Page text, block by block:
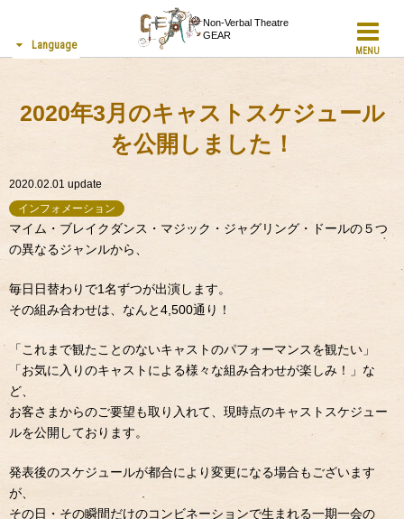
Non-Verbal Theatre
GEAR
MENU
Language
2020年3月のキャストスケジュール
を公開しました！
2020.02.01 update
インフォメーション
マイム・ブレイクダンス・マジック・ジャグリング・ドールの５つ
の異なるジャンルから、
毎日日替わりで1名ずつが出演します。
その組み合わせは、なんと4,500通り！
「これまで観たことのないキャストのパフォーマンスを観たい」
「お気に入りのキャストによる様々な組み合わせが楽しみ！」な
ど、
お客さまからのご要望も取り入れて、現時点のキャストスケジュー
ルを公開しております。
発表後のスケジュールが都合により変更になる場合もございます
が、
その日・その瞬間だけのコンビネーションで生まれる一期一会の